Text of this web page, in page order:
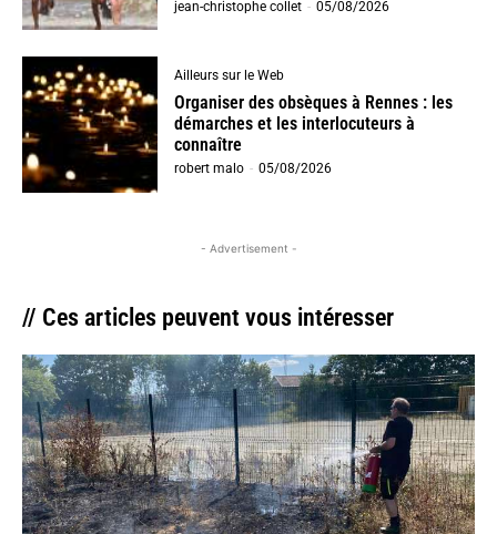
jean-christophe collet - 05/08/2026
Ailleurs sur le Web
Organiser des obsèques à Rennes : les
démarches et les interlocuteurs à
connaître
robert malo - 05/08/2026
- Advertisement -
// Ces articles peuvent vous intéresser